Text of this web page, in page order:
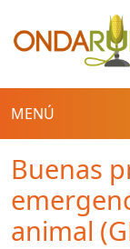
Pasar al contenido
MENÚ
Buenas
animal